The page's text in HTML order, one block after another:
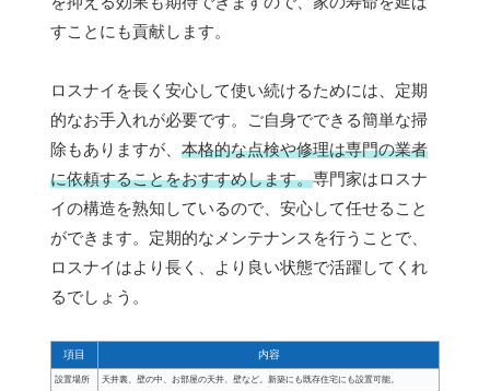
すことにも貢献します。
ロスナイを長く安心して使い続けるためには、定期
的なお手入れが必要です。ご自身でできる簡単な掃
除もありますが、 本格的な点検や修理は専門の業者
に依頼することをおすすめします。専門家はロスナ
イの構造を熟知しているので、安心して任せること
ができます。定期的なメンテナンスを行うことで、
ロスナイはより長く、より良い状態で活躍してくれ
るでしょう。
項目 内容
設置場所 天井裏、壁の中、お部屋の天井、壁など。新築にも既存住宅にも設置可能。